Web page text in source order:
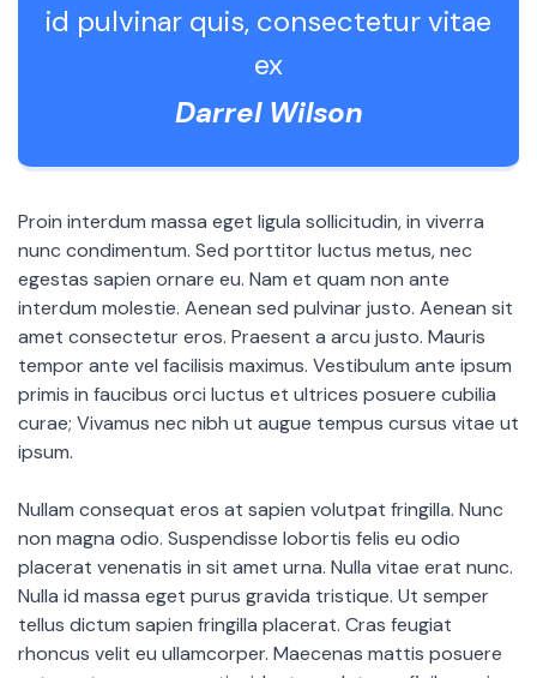
id pulvinar quis, consectetur vitae
ex
Darrel Wilson
Proin interdum massa eget ligula sollicitudin, in viverra
nunc condimentum. Sed porttitor luctus metus, nec
egestas sapien ornare eu. Nam et quam non ante
interdum molestie. Aenean sed pulvinar justo. Aenean sit
amet consectetur eros. Praesent a arcu justo. Mauris
tempor ante vel facilisis maximus. Vestibulum ante ipsum
primis in faucibus orci luctus et ultrices posuere cubilia
curae; Vivamus nec nibh ut augue tempus cursus vitae ut
ipsum.
Nullam consequat eros at sapien volutpat fringilla. Nunc
non magna odio. Suspendisse lobortis felis eu odio
placerat venenatis in sit amet urna. Nulla vitae erat nunc.
Nulla id massa eget purus gravida tristique. Ut semper
tellus dictum sapien fringilla placerat. Cras feugiat
rhoncus velit eu ullamcorper. Maecenas mattis posuere